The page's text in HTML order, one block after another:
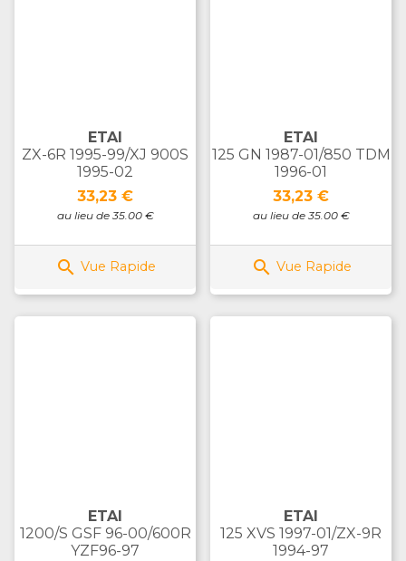
ETAI
ZX-6R 1995-99/XJ 900S
1995-02
Prix
33,23 €
au lieu de 35.00 €
 Vue Rapide
ETAI
125 GN 1987-01/850 TDM
1996-01
Prix
33,23 €
au lieu de 35.00 €
 Vue Rapide
ETAI
1200/S GSF 96-00/600R
YZF96-97
ETAI
125 XVS 1997-01/ZX-9R
1994-97